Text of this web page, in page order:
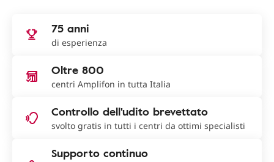
75 anni
di esperienza
Oltre 800
centri Amplifon in tutta Italia
Controllo dell'udito brevettato
svolto gratis in tutti i centri da ottimi specialisti
Supporto continuo